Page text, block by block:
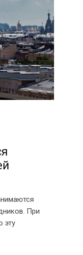
При
эту